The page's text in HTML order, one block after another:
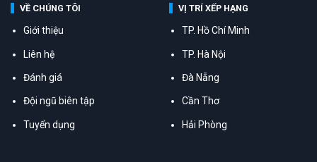
VỀ CHÚNG TÔI
Giới thiệu
Liên hệ
Đánh giá
Đội ngũ biên tập
Tuyển dụng
VỊ TRÍ XẾP HẠNG
TP. Hồ Chí Minh
TP. Hà Nội
Đà Nẵng
Cần Thơ
Hải Phòng